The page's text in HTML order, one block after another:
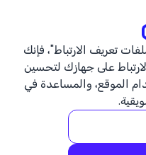
السعودي.
الأحكام والشروط
تعريف الارتباط"، فإنك
على جهازك لتحسين
الموقع، والمساعدة في